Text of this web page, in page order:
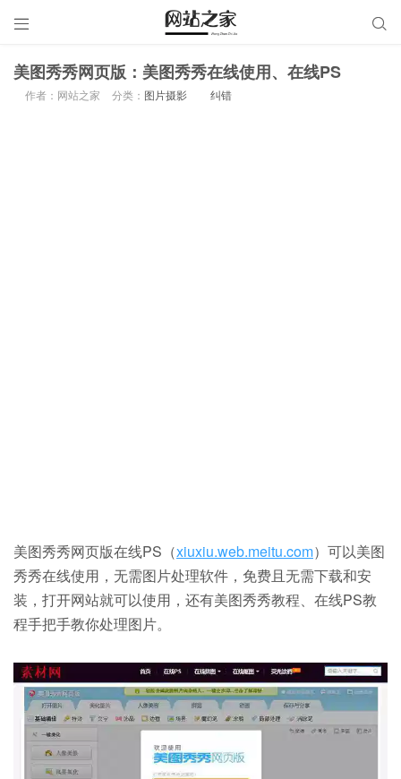
 
美图秀秀网页版：美图秀秀在线使用、在线PS
作者：网站之家 分类： 图片摄影 纠错
美图秀秀网页版在线PS（xiuxiu.web.meitu.com）可以美图
秀秀在线使用，无需图片处理软件，免费且无需下载和安
装，打开网站就可以使用，还有美图秀秀教程、在线PS教
程手把手教你处理图片。